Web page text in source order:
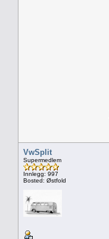
VwSplit
Supermedlem
Innlegg: 997
Bosted: Østfold